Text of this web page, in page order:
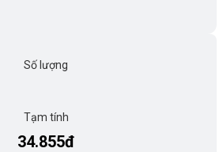
Số lượng
Tạm tính
34.855đ